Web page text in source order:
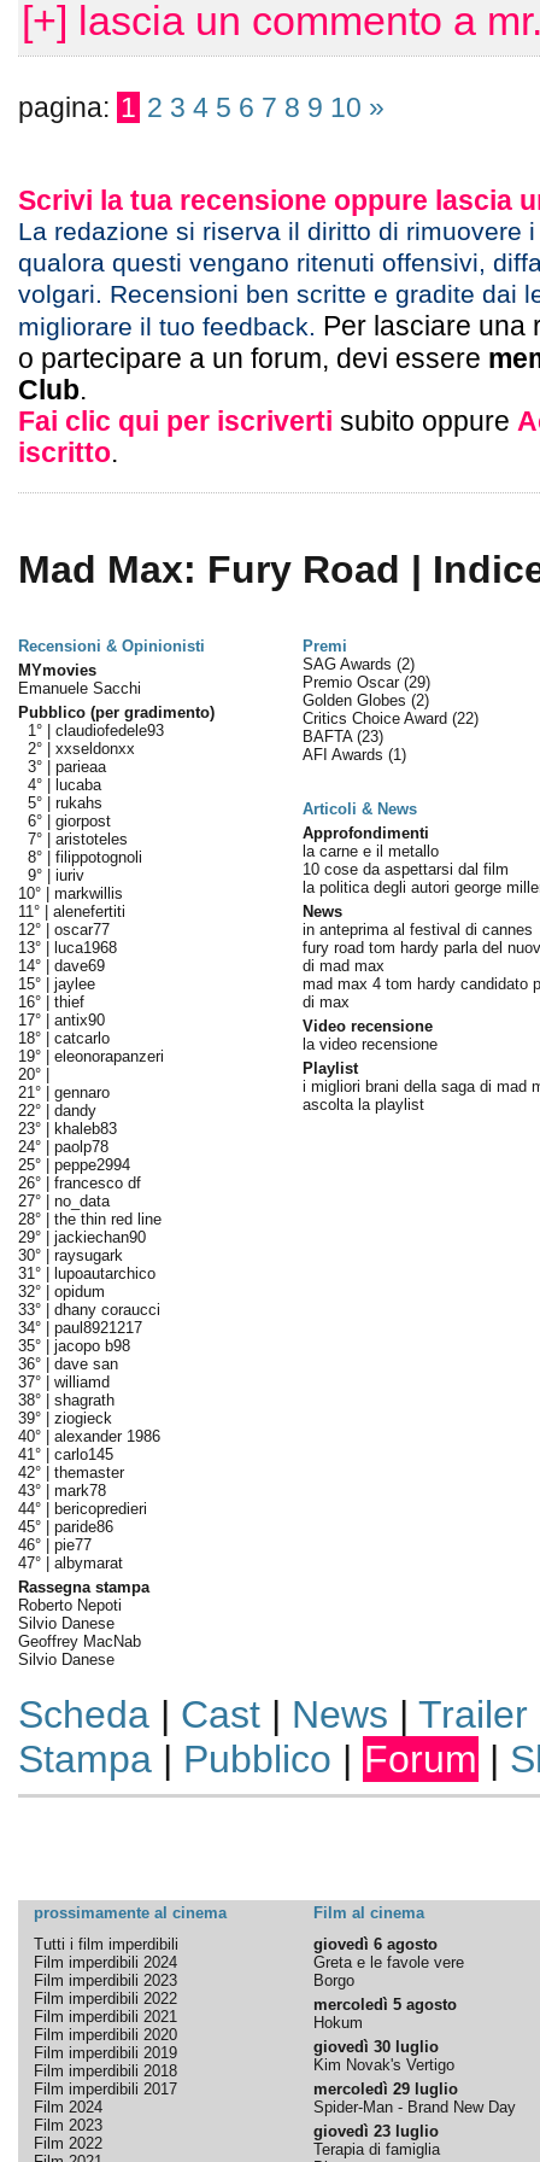
[+] lascia un commento a
pagina: 1 2 3 4 5 6 7 8 9 10 »
Scrivi la tua recensione oppure lascia
La redazione si riserva il diritto di rimuovere
qualora questi vengano ritenuti offensivi,
volgari. Recensioni ben scritte e gradite dai
migliorare il tuo feedback. Per lasciare una
o partecipare a un forum, devi essere
Club.
Fai clic qui per iscriverti subito oppure
iscritto.
Mad Max: Fury Road |
Recensioni & Opinionisti
Premi
MYmovies
Emanuele Sacchi
Pubblico (per gradimento)
1° | claudiofedele93
2° | xxseldonxx
3° | parieaa
4° |
lucaba
5° | rukahs
6° | giorpost
7° | aristoteles
8° | filippotognoli
9° | iuriv
10° | markwillis
11° | alenefertiti
12° | oscar77
13° |
luca1968
14° | dave69
15° | jaylee
16° | thief
17° | antix90
18° | catcarlo
19° | eleonorapanzeri
20° |
21° | gennaro
22° | dandy
23° |
khaleb83
24° | paolp78
25° | peppe2994
26° | francesco df
27° | no_data
28° | the thin red line
29° | jackiechan90
30° | raysugark
31° |
lupoautarchico
32° | opidum
33° | dhany coraucci
34° | paul8921217
35° | jacopo b98
36° | dave san
37° | williamd
38° | shagrath
39° | ziogieck
40° | alexander 1986
41° | carlo145
42° | themaster
43° | mark78
44° |
bericopredieri
45° | paride86
46° | pie77
47° | albymarat
Rassegna stampa
Roberto Nepoti
Silvio Danese
Geoffrey MacNab
Silvio Danese
SAG Awards (2)
Premio Oscar (29)
Golden Globes (2)
Critics Choice Award (22)
BAFTA (23)
AFI Awards (1)
Articoli & News
Approfondimenti
la carne e il metallo
10 cose da aspettarsi dal film
la politica degli autori george
News
in anteprima al festival di cannes
fury road tom hardy parla del
di mad max
mad max 4 tom hardy candidato
di max
Video recensione
la video recensione
Playlist
i migliori brani della saga di mad
ascolta la playlist
Scheda| Cast| News | Trailer
Stampa| Pubblico | Forum |
prossimamente al cinema
Film al cinema
Tutti i film imperdibili
Film imperdibili 2024
Film imperdibili 2023
Film imperdibili 2022
Film imperdibili 2021
Film imperdibili 2020
Film imperdibili 2019
Film imperdibili 2018
Film imperdibili 2017
Film 2024
Film 2023
Film 2022
giovedì 6 agosto
Greta e le favole vere
Borgo
mercoledì 5 agosto
Hokum
giovedì 30 luglio
Kim Novak's Vertigo
mercoledì 29 luglio
Spider-Man - Brand New Day
giovedì 23 luglio
Terapia di famiglia